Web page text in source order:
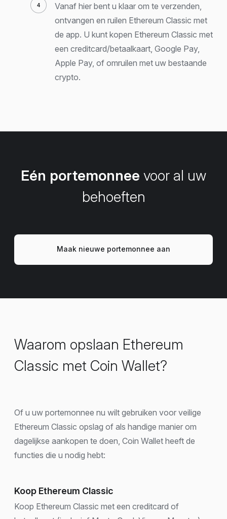
Vanaf hier bent u klaar om te verzenden,
ontvangen en ruilen Ethereum Classic met
de app. U kunt kopen Ethereum Classic met
een creditcard/betaalkaart, Google Pay,
Apple Pay, of omruilen met uw bestaande
crypto.
Eén portemonnee voor al uw
behoeften
Maak nieuwe portemonnee aan
Waarom opslaan Ethereum
Classic met Coin Wallet?
Of u uw portemonnee nu wilt gebruiken voor veilige
Ethereum Classic opslag of als handige manier om
dagelijkse aankopen te doen, Coin Wallet heeft de
functies die u nodig hebt:
Koop Ethereum Classic
Koop Ethereum Classic met een creditcard of